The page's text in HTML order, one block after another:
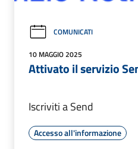
COMUNICATI
10 MAGGIO 2025
Attivato il servizio
Iscriviti a Send
Accesso all'informazione